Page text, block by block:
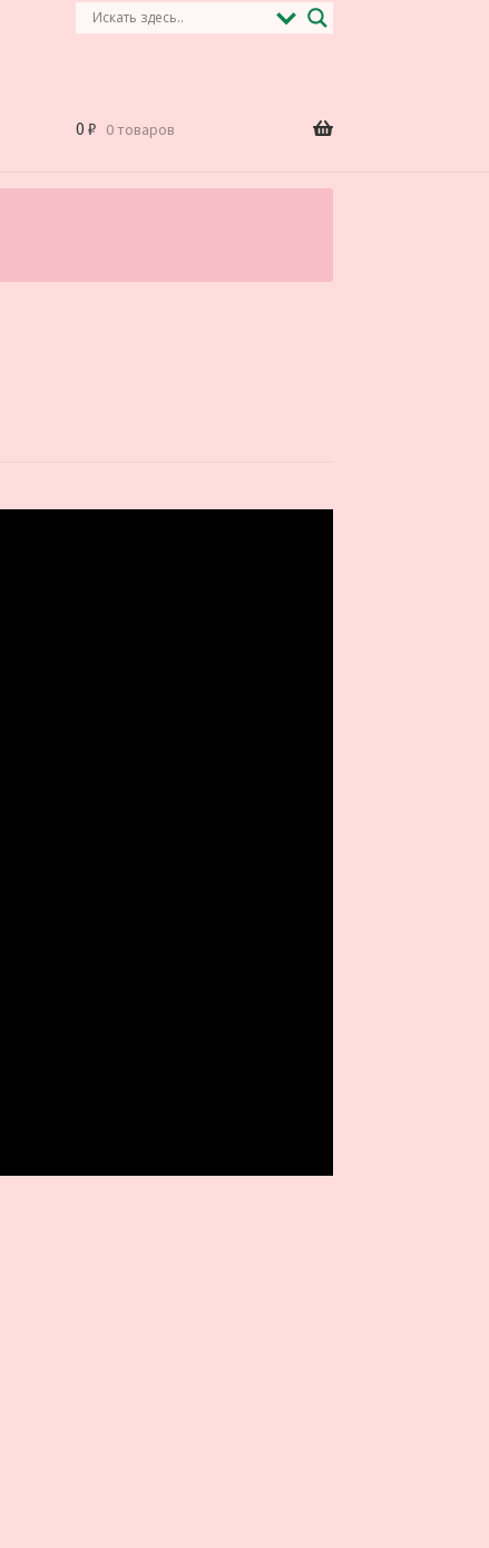
0 ₽ 0 товаров